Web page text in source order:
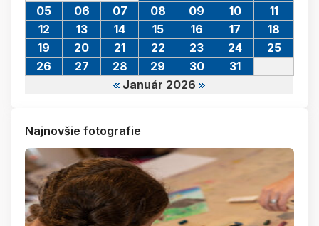
Január 2026
05
06 07 08 09 10
11
12
13 14 15 16 17
18
19
20 21 22 23 24
25
26
27 28 29 30 31
Najnovšie fotografie